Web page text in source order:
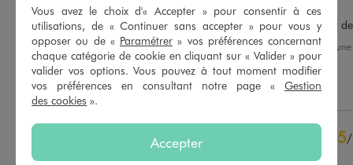
Basé sur68 avis soumis à un
contrôle
Voir tous les avis sur ce site
3
Mon enfant adore, produit
Avis du24/02/2026 , suite à
06/10/2025 parRudy B.
Utile(0) Signaler
5/
Vous avez le choix d'« Accepter » pour consentir à ces
utilisations, de « Continuer sans accepter » pour vous y
opposer ou de « Paramétrer » vos préférences concernant
chaque catégorie de cookie en cliquant sur « Valider » pour
valider vos options. Vous pouvez à tout moment modifier
vos préférences en consultant notre page « Gestion
des cookies ».
Accepter